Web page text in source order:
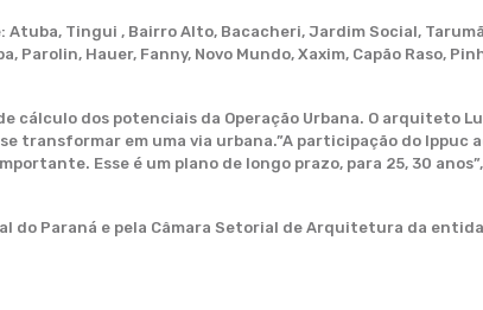
Tingui , Bairro Alto, Bacacheri, Jardim Social,
Hauer, Fanny, Novo Mundo, Xaxim, Capão Raso,
dos potenciais da Operação Urbana. O arquiteto
transformar em uma via urbana.”A participação do Ippuc
Esse é um plano de longo prazo, para 25, 30
do Paraná e pela Câmara Setorial de Arquitetura da